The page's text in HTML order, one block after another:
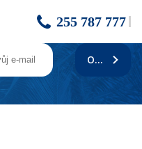
255 787 777
15 minut chůzí. V okolí se
supermarket, bary a
ODEBÍRAT